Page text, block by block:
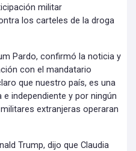
militar
los carteles de la droga
Pardo, confirmó la noticia y
con el mandatario
que nuestro país, es una
independiente y por ningún
extranjeras operaran
Trump, dijo que Claudia